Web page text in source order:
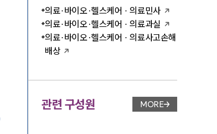
의료·바이오·헬스케어 · 의료민사
의료·바이오·헬스케어 · 의료과실
의료·바이오·헬스케어 · 의료사고손해
배상
관련 구성원 변호사 페이지 이동
MORE